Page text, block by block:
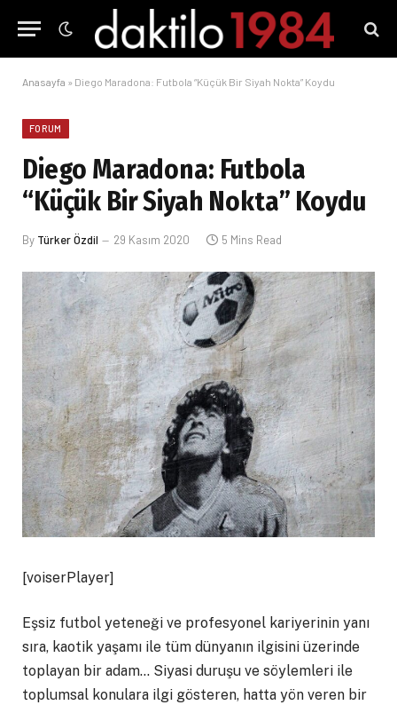
Anasayfa » Diego Maradona: Futbola “Küçük Bir Siyah Nokta” Koydu
FORUM
Diego Maradona: Futbola
“Küçük Bir Siyah Nokta” Koydu
By Türker Özdil 29 Kasım 2020 5 Mins Read
[voiserPlayer]
Eşsiz futbol yeteneği ve profesyonel kariyerinin yanı
sıra, kaotik yaşamı ile tüm dünyanın ilgisini üzerinde
toplayan bir adam… Siyasi duruşu ve söylemleri ile
toplumsal konulara ilgi gösteren, hatta yön veren bir